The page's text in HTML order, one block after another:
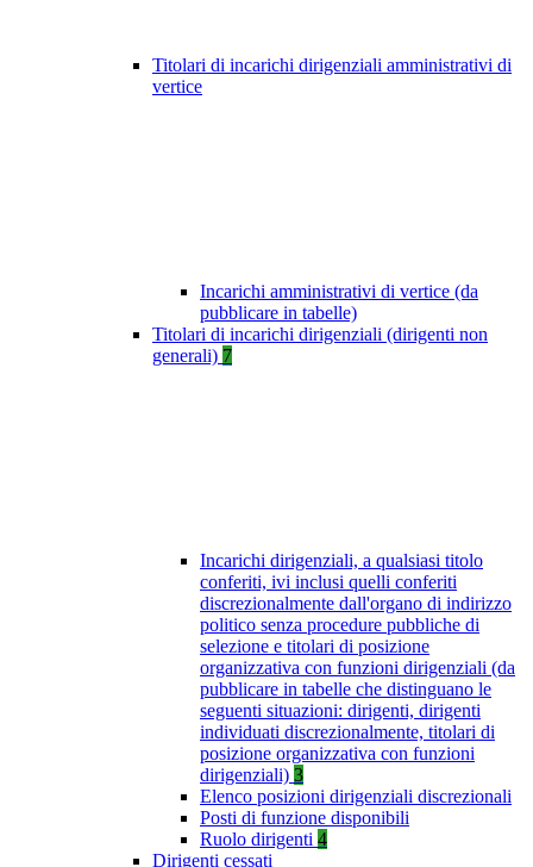
Titolari di incarichi dirigenziali amministrativi di
vertice
Incarichi amministrativi di vertice (da
pubblicare in tabelle)
Titolari di incarichi dirigenziali (dirigenti non
generali) 7
Incarichi dirigenziali, a qualsiasi titolo
conferiti, ivi inclusi quelli conferiti
discrezionalmente dall'organo di indirizzo
politico senza procedure pubbliche di
selezione e titolari di posizione
organizzativa con funzioni dirigenziali (da
pubblicare in tabelle che distinguano le
seguenti situazioni: dirigenti, dirigenti
individuati discrezionalmente, titolari di
posizione organizzativa con funzioni
dirigenziali) 3
Elenco posizioni dirigenziali discrezionali
Posti di funzione disponibili
Ruolo dirigenti 4
Dirigenti cessati